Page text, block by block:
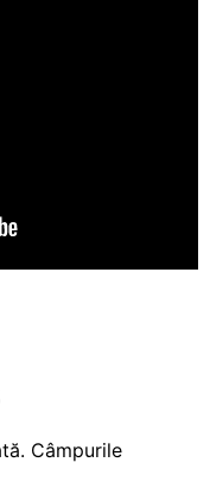
Câmpurile